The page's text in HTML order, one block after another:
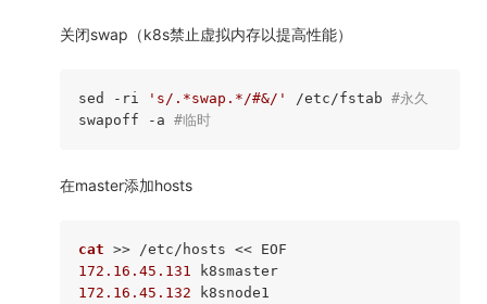
关闭swap（k8s禁止虚拟内存以提高性能）
sed -ri 's/.*swap.*/#&/' /etc/fstab #永久
swapoff
-a #临时
在master添加hosts
cat
172.16.45.131
k8smaster
172.16.45.132